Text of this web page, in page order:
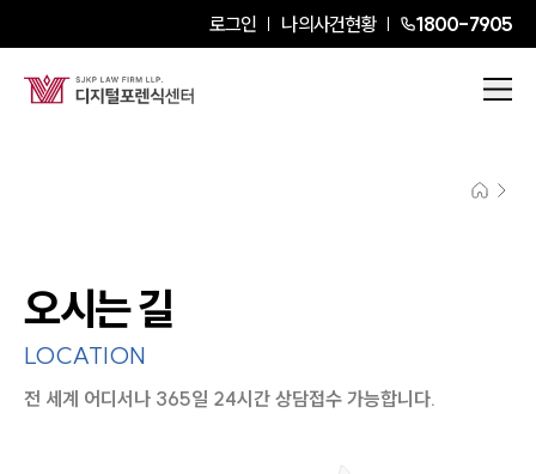
로그인 나의사건현황 1800-7905
오시는 길
LOCATION
전 세계 어디서나 365일 24시간 상담접수 가능합니다.